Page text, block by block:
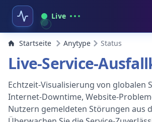
Live
Startseite Anytype Status
Live-Service-
Echtzeit-Visualisierung von globalen
Internet-Downtime, Website-
Nutzern gemeldeten Störungen aus